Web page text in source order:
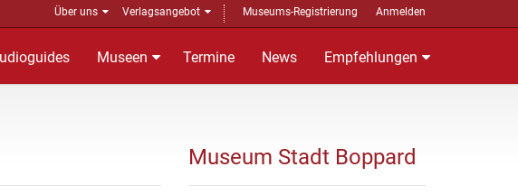
Über uns Verlagsangebot Museums-Registrierung Anmelden
Museen Termine News Empfehlungen
Museum Stadt Boppard